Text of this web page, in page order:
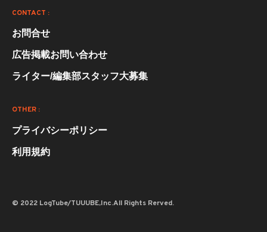
CONTACT :
お問合せ
広告掲載お問い合わせ
ライター/編集部スタッフ大募集
OTHER :
プライバシーポリシー
利用規約
© 2022 LogTube/TUUUBE,Inc.All Rights Rerved.